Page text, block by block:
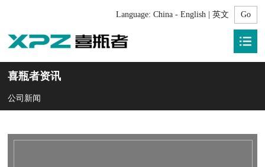
Language: China - English | 英文
喜瓶者资讯
公司新闻